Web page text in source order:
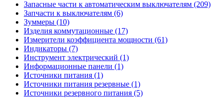
Запасные части к автоматическим выключателям (209)
Запчасти к выключателям (6)
Зуммеры (10)
Изделия коммутационные (17)
Измерители коэффициента мощности (61)
Индикаторы (7)
Инструмент электрический (1)
Информационные панели (1)
Источники питания (1)
Источники питания резервные (1)
Источники резервного питания (5)